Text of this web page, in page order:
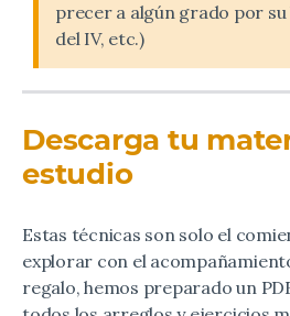
precer a algún grado por su
del IV, etc.)
Descarga tu
estudio
Estas técnicas son solo el
explorar con el
regalo, hemos preparado un